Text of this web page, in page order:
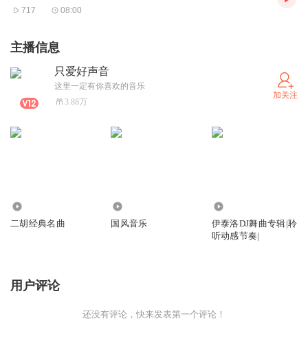
717 08:00
主播信息
只爱好声音
这里一定有你喜欢的音乐
3.88万
加关注
二胡经典名曲 国风音乐
伊泰洛DJ舞曲专辑|聆
听动感节奏|
用户评论
还没有评论，快来发表第一个评论！